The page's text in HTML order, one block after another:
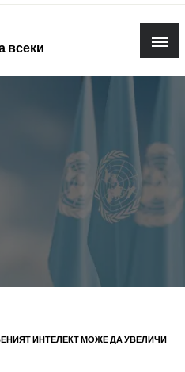
всеки
ИНТЕЛЕКТ МОЖЕ ДА УВЕЛИЧИ